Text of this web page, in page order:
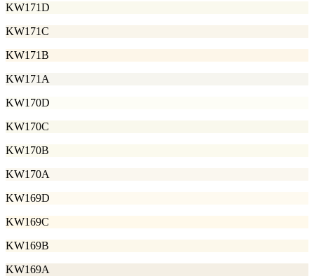
KW171D
KW171C
KW171B
KW171A
KW170D
KW170C
KW170B
KW170A
KW169D
KW169C
KW169B
KW169A